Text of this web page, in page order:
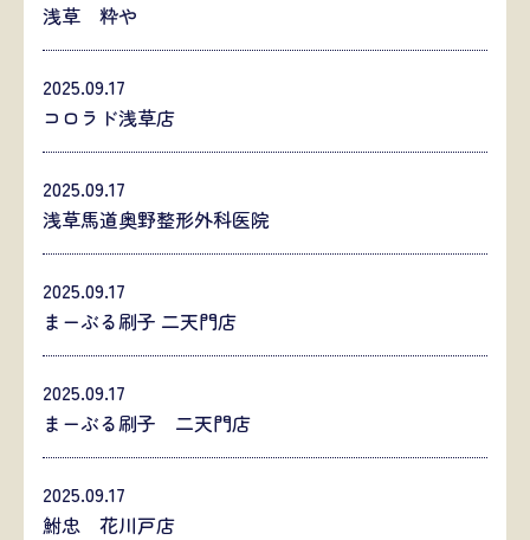
浅草 粋や
2025.09.17
コロラド浅草店
2025.09.17
浅草馬道奥野整形外科医院
2025.09.17
まーぶる刷子 二天門店
2025.09.17
まーぶる刷子 二天門店
2025.09.17
鮒忠 花川戸店